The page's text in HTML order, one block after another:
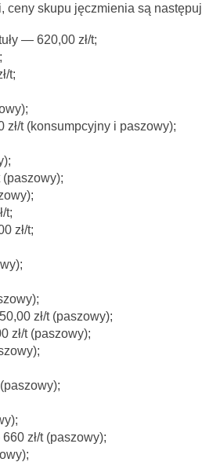
ceny skupu jęczmienia są
— 620,00 zł/t;
t;
t (konsumpcyjny i paszowy);
t;
zł/t;
zł/t (paszowy);
zł/t (paszowy);
zł/t (paszowy);